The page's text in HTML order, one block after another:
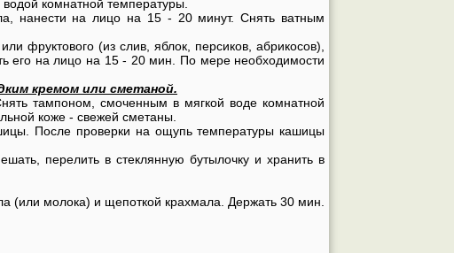
комнатной температуры.
нанести на лицо на 15 - 20 минут. Снять ватным
фруктового (из слив, яблок, персиков, абрикосов),
его на лицо на 15 - 20 мин. По мере необходимости
кремом или сметаной.
тампоном, смоченным в мягкой воде комнатной
коже - свежей сметаны.
После проверки на ощупь температуры кашицы
перелить в стеклянную бутылочку и хранить в
(или молока) и щепоткой крахмала. Держать 30 мин.